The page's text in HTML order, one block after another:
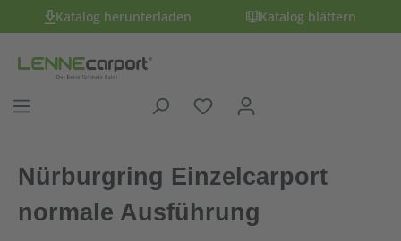
Katalog herunterladen Katalog blättern
Nürburgring Einzelcarport
normale Ausführung